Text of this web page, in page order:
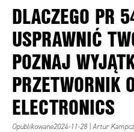
DLACZEGO PR
USPRAWNIĆ
POZNAJ
PRZETWORNIK
ELECTRONICS
Opublikowane2024-11-28 | Artur